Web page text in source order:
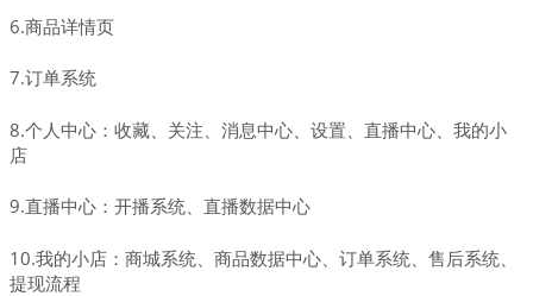
6.商品详情页
7.订单系统
8.个人中心：收藏、关注、消息中心、设置、直播中心、我的小
店
9.直播中心：开播系统、直播数据中心
10.我的小店：商城系统、商品数据中心、订单系统、售后系统、
提现流程